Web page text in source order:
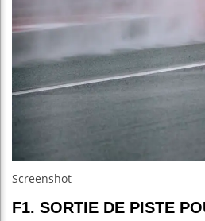
Screenshot
F1. SORTIE DE PISTE